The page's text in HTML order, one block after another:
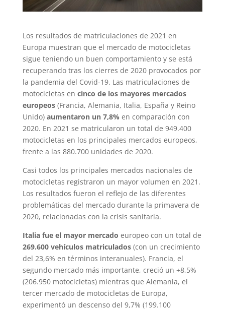
Los resultados de matriculaciones de 2021 en
Europa muestran que el mercado de motocicletas
sigue teniendo un buen comportamiento y se está
recuperando tras los cierres de 2020 provocados por
la pandemia del Covid-19. Las matriculaciones de
motocicletas en cinco de los mayores mercados
europeos(Francia, Alemania, Italia, España y Reino
Unido) aumentaron un 7,8% en comparación con
2020. En 2021 se matricularon un total de 949.400
motocicletas en los principales mercados europeos,
frente a las 880.700 unidades de 2020.
Casi todos los principales mercados nacionales de
motocicletas registraron un mayor volumen en 2021.
Los resultados fueron el reflejo de las diferentes
problemáticas del mercado durante la primavera de
2020, relacionadas con la crisis sanitaria.
Italia fue el mayor mercado europeo con un total de
269.600 vehículos matriculados(con un crecimiento
del 23,6% en términos interanuales). Francia, el
segundo mercado más importante, creció un +8,5%
(206.950 motocicletas) mientras que Alemania, el
tercer mercado de motocicletas de Europa,
experimentó un descenso del 9,7% (199.100